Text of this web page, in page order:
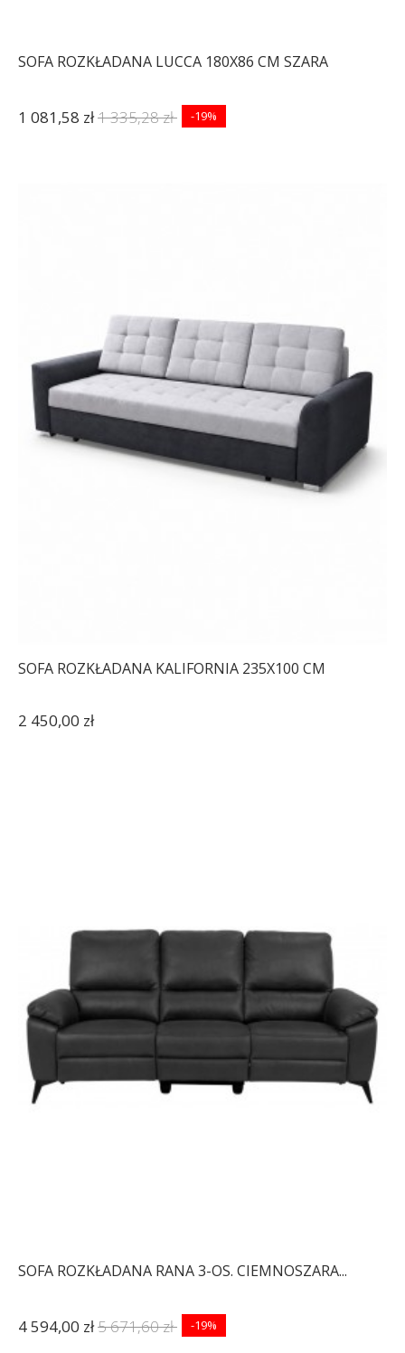
SOFA ROZKŁADANA LUCCA 180X86 CM SZARA
1 081,58 zł1 335,28 zł -19%
SOFA ROZKŁADANA KALIFORNIA 235X100 CM
2 450,00 zł
SOFA ROZKŁADANA RANA 3-OS. CIEMNOSZARA...
4 594,00 zł5 671,60 zł -19%